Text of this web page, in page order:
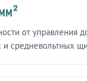
от управления
и средневольтных